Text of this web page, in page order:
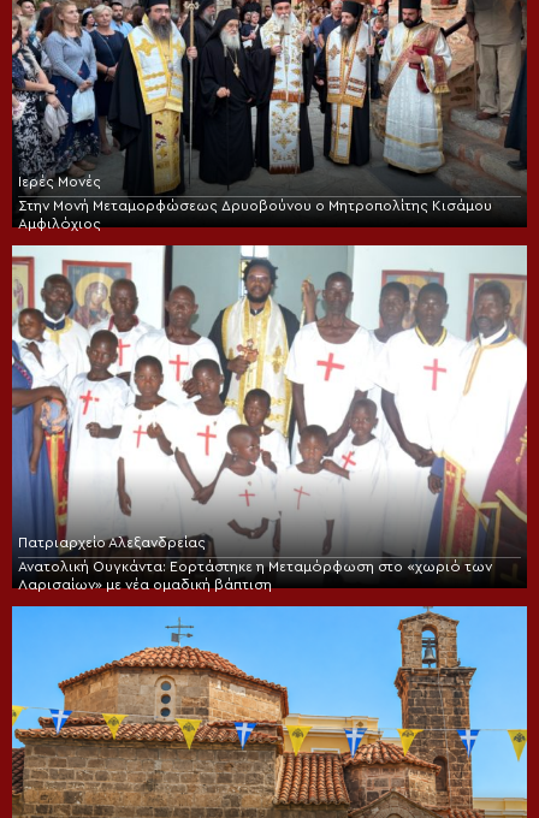
Ιερές Μονές
Στην Μονή Μεταμορφώσεως Δρυοβούνου ο Μητροπολίτης Κισάμου
Αμφιλόχιος
Πατριαρχείο Αλεξανδρείας
Ανατολική Ουγκάντα: Εορτάστηκε η Μεταμόρφωση στο «χωριό των
Λαρισαίων» με νέα ομαδική βάπτιση